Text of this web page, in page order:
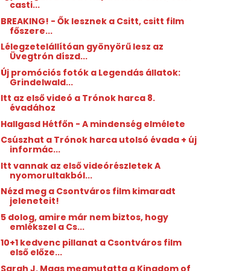
casti...
BREAKING! - Ők lesznek a Csitt, csitt film
főszere...
Lélegzetelállítóan gyönyörű lesz az
Üvegtrón díszd...
Új promóciós fotók a Legendás állatok:
Grindelwald...
Itt az első videó a Trónok harca 8.
évadához
Hallgasd Hétfőn - A mindenség elmélete
Csúszhat a Trónok harca utolsó évada + új
informác...
Itt vannak az első videórészletek A
nyomorultakból...
Nézd meg a Csontváros film kimaradt
jeleneteit!
5 dolog, amire már nem biztos, hogy
emlékszel a Cs...
10+1 kedvenc pillanat a Csontváros film
első előze...
Sarah J. Maas megmutatta a Kingdom of